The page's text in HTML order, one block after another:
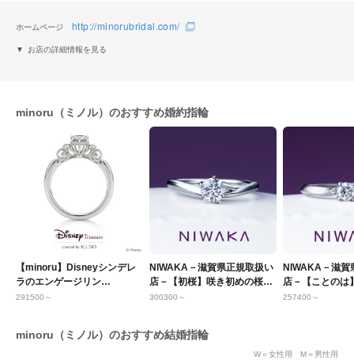
ホームページ http://minorubridal.com/
お店の詳細情報を見る
minoru（ミノル）のおすすめ婚約指輪
【minoru】Disneyシンデレ
ラのエンゲージリン
グ ケイ・ウノ
291500～
NIWAKA－滋賀県正規取扱い
店－【初桜】咲き初めの桜に
恋心を重ねて
300300～
NIWAKA－滋賀
店－【ことのは
日に 綴る想い
257400～
minoru（ミノル）のおすすめ結婚指輪
W＝女性用 M＝男性用